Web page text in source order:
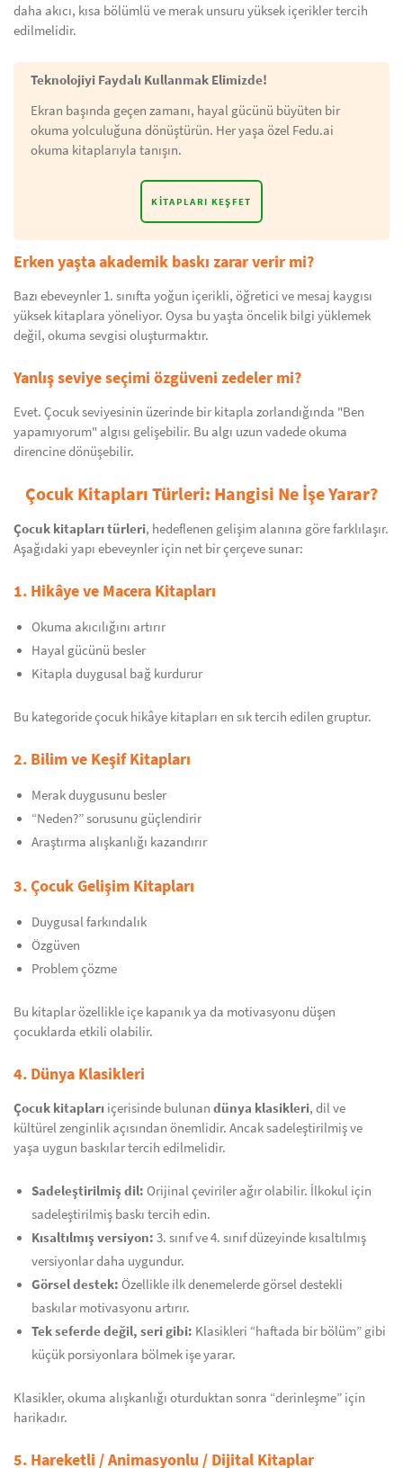
daha akıcı, kısa bölümlü ve merak unsuru yüksek içerikler tercih
edilmelidir.
Teknolojiyi Faydalı Kullanmak Elimizde!
Ekran başında geçen zamanı, hayal gücünü büyüten bir
okuma yolculuğuna dönüştürün. Her yaşa özel Fedu.ai
okuma kitaplarıyla tanışın.
KITAPLARI KEŞFET
Erken yaşta akademik baskı zarar verir mi?
Bazı ebeveynler 1. sınıfta yoğun içerikli, öğretici ve mesaj kaygısı
yüksek kitaplara yöneliyor. Oysa bu yaşta öncelik bilgi yüklemek
değil, okuma sevgisi oluşturmaktır.
Yanlış seviye seçimi özgüveni zedeler mi?
Evet. Çocuk seviyesinin üzerinde bir kitapla zorlandığında "Ben
yapamıyorum" algısı gelişebilir. Bu algı uzun vadede okuma
direncine dönüşebilir.
Çocuk Kitapları Türleri: Hangisi Ne İşe Yarar?
Çocuk kitapları türleri, hedeflenen gelişim alanına göre farklılaşır.
Aşağıdaki yapı ebeveynler için net bir çerçeve sunar:
1. Hikâye ve Macera Kitapları
Okuma akıcılığını artırır
Hayal gücünü besler
Kitapla duygusal bağ kurdurur
Bu kategoride çocuk hikâye kitapları en sık tercih edilen gruptur.
2. Bilim ve Keşif Kitapları
Merak duygusunu besler
“Neden?” sorusunu güçlendirir
Araştırma alışkanlığı kazandırır
3. Çocuk Gelişim Kitapları
Duygusal farkındalık
Özgüven
Problem çözme
Bu kitaplar özellikle içe kapanık ya da motivasyonu düşen
çocuklarda etkili olabilir.
4. Dünya Klasikleri
Çocuk kitapları içerisinde bulunan dünya klasikleri, dil ve
kültürel zenginlik açısından önemlidir. Ancak sadeleştirilmiş ve
yaşa uygun baskılar tercih edilmelidir.
Sadeleştirilmiş dil: Orijinal çeviriler ağır olabilir. İlkokul için
sadeleştirilmiş baskı tercih edin.
Kısaltılmış versiyon: 3. sınıf ve 4. sınıf düzeyinde kısaltılmış
versiyonlar daha uygundur.
Görsel destek: Özellikle ilk denemelerde görsel destekli
baskılar motivasyonu artırır.
Tek seferde değil, seri gibi: Klasikleri “haftada bir bölüm” gibi
küçük porsiyonlara bölmek işe yarar.
Klasikler, okuma alışkanlığı oturduktan sonra “derinleşme” için
harikadır.
5. Hareketli / Animasyonlu / Dijital Kitaplar